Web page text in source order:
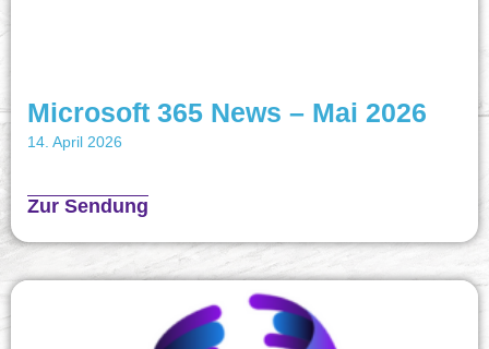
Microsoft 365 News – Mai 2026
14. April 2026
Zur Sendung